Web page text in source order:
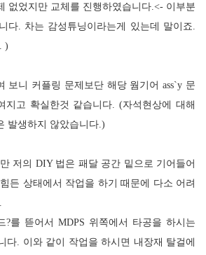
없었지만 교체를 진행하였습니다.<- 이부분
다. 차는 감성튜닝이라는게 있는데 말이죠.
)
보니 커플링 문제보단 해당 웜기어ass`y 문
지고 확실한것 같습니다. (자석현상에 대해
발생하지 않았습니다.)
저의 DIY 법은 패달 공간 밑으로 기어들어
든 상태에서 작업을 하기 때문에 다소 어려
?를 뜯어서 MDPS 위쪽에서 타공을 하시는
다. 이와 같이 작업을 하시면 내장재 탈걸에